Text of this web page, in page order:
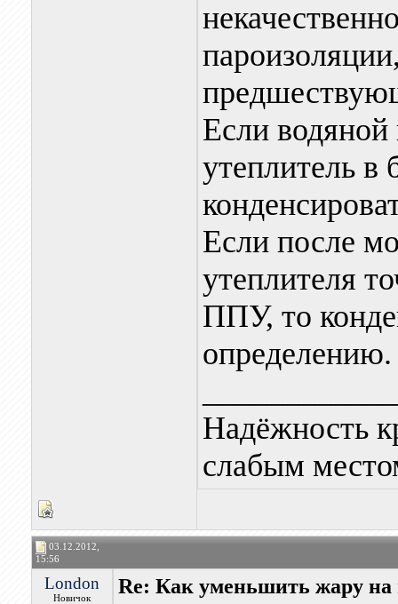
Если водяной
утеплитель в
Если после
утеплителя
ППУ, то
определению.
Надёжность
слабым
03.12.2012,
15:56
London
Новичок
Re: Как уменьшить жару